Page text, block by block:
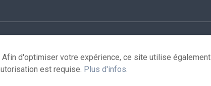
d'optimiser votre expérience, ce site utilise également
est requise. Plus d'infos.